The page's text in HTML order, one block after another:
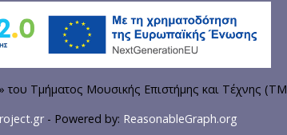
Τμήματος Μουσικής Επιστήμης και Τέχνης
- Powered by: ReasonableGraph.org